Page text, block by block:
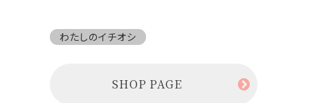
わたしのイチオシ
SHOP PAGE